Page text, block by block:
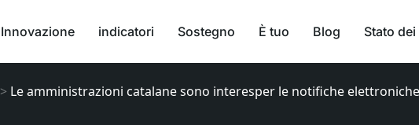
Innovazione indicatori Sostegno È tuo Blog Stato
> Le amministrazioni catalane sono interesper le notifiche elettroniche